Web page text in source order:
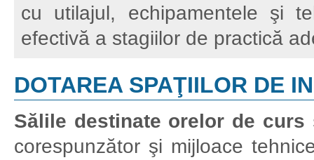
cu utilajul, echipamentele şi
efectivă a stagiilor de practică
DOTAREA SPAŢIILOR DE
Sălile destinate orelor de curs
corespunzător şi mijloace